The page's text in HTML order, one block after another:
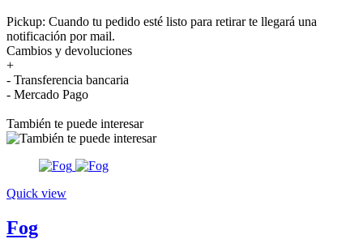
Pickup: Cuando tu pedido esté listo para retirar te llegará una
notificación por mail.
Cambios y devoluciones
+
- Transferencia bancaria
- Mercado Pago
También te puede interesar
Quick view
Fog